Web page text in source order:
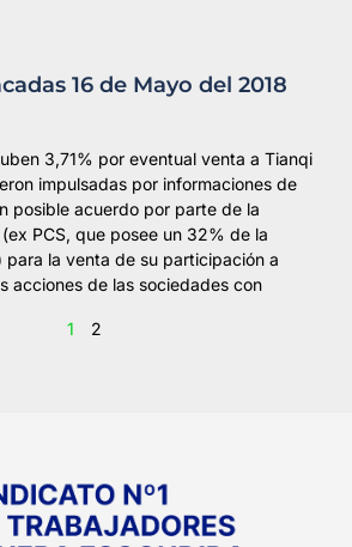
16 de Mayo del 2018
3,71% por eventual venta a Tianqi
impulsadas por informaciones de
posible acuerdo por parte de la
PCS, que posee un 32% de la
para la venta de su participación a
acciones de las sociedades con
1 2